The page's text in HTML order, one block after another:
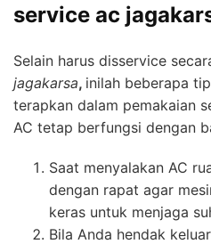
service ac
Selain harus disservice
jagakarsa, inilah beberapa
terapkan dalam pemakaian
AC tetap berfungsi dengan
Saat menyalakan AC
dengan rapat agar
keras untuk menjaga
Bila Anda hendak